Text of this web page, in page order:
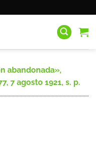
abandonada»,
7 agosto 1921, s. p.